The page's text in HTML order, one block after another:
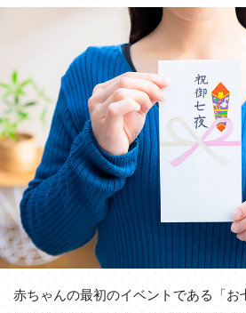
赤ちゃんの最初のイベントである「お